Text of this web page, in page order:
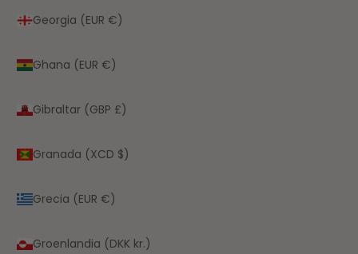
Georgia (EUR €)
Ghana (EUR €)
Gibraltar (GBP £)
Granada (XCD $)
Grecia (EUR €)
Groenlandia (DKK kr.)